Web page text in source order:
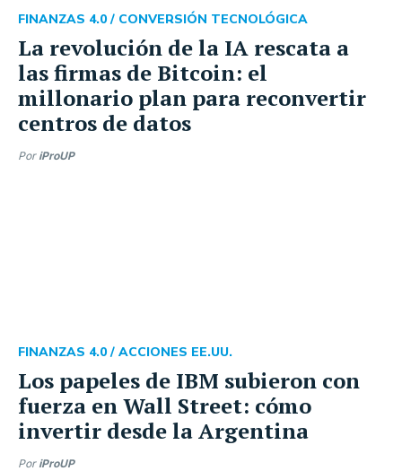
La revolución de la IA rescata a
las firmas de Bitcoin: el
millonario plan para reconvertir
centros de datos
FINANZAS 4.0 / CONVERSIÓN TECNOLÓGICA
Por iProUP
Los papeles de IBM subieron con
fuerza en Wall Street: cómo
invertir desde la Argentina
FINANZAS 4.0 / ACCIONES EE.UU.
Por iProUP